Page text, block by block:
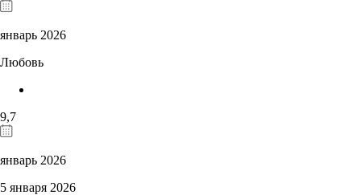
январь 2026
Любовь
9,7
январь 2026
5 января 2026